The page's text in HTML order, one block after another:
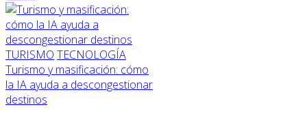
TURISMO TECNOLOGÍA
Turismo y masificación: cómo
la IA ayuda a descongestionar
destinos